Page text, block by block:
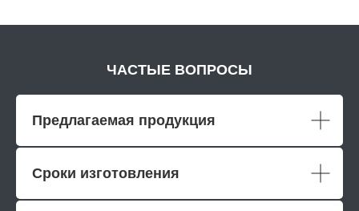
ЧАСТЫЕ ВОПРОСЫ
Предлагаемая продукция
Сроки изготовления